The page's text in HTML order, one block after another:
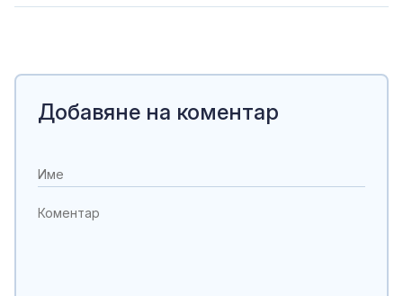
Добавяне на коментар